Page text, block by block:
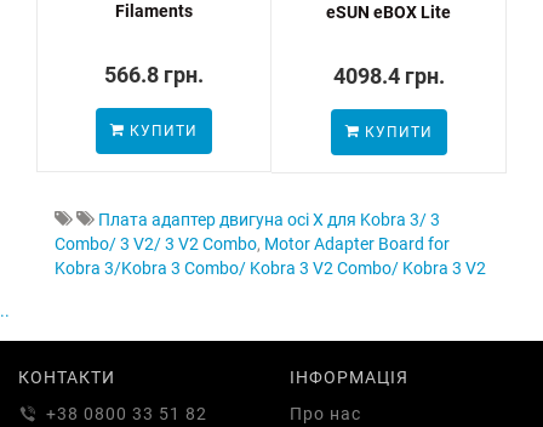
Filaments
566.8 грн.
КУПИТИ
eSUN eBOX Lite
4098.4 грн.
КУПИТИ
Плата адаптер двигуна осі X для Kobra 3/ 3
Combo/ 3 V2/ 3 V2 Combo, Motor Adapter Board for
Kobra 3/Kobra 3 Combo/ Kobra 3 V2 Combo/ Kobra 3 V2
..
КОНТАКТИ
+38 0800 33 51 82
ІНФОРМАЦІЯ
Про нас